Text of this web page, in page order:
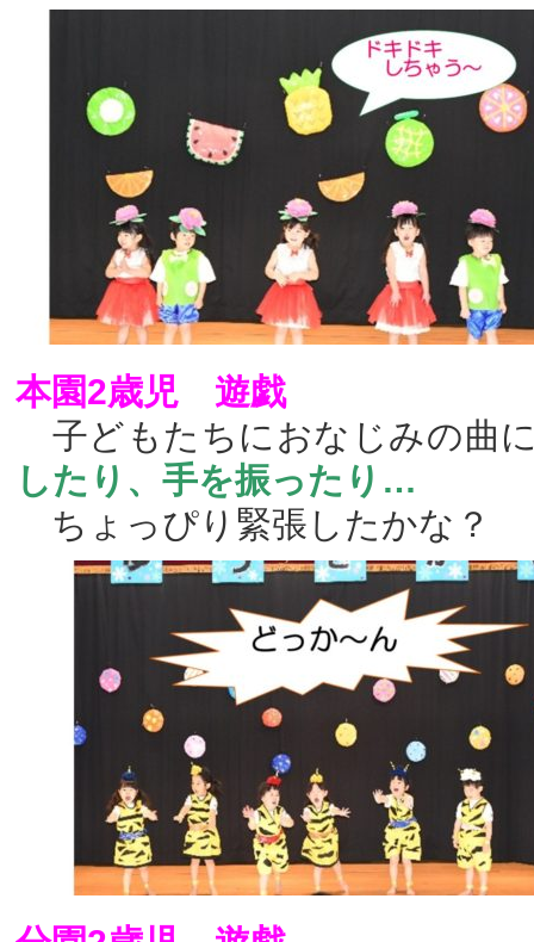
本園2歳児 遊戯
子どもたちにおなじみの曲
したり、手を振ったり…
ちょっぴり緊張したかな？